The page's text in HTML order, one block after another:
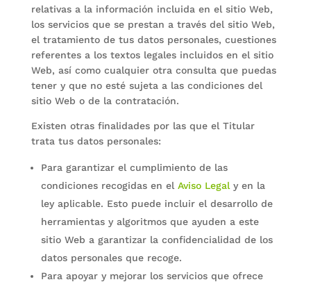
relativas a la información incluida en el sitio Web,
los servicios que se prestan a través del sitio Web,
el tratamiento de tus datos personales, cuestiones
referentes a los textos legales incluidos en el sitio
Web, así como cualquier otra consulta que puedas
tener y que no esté sujeta a las condiciones del
sitio Web o de la contratación.
Existen otras finalidades por las que el Titular
trata tus datos personales:
Para garantizar el cumplimiento de las
condiciones recogidas en el Aviso Legal y en la
ley aplicable. Esto puede incluir el desarrollo de
herramientas y algoritmos que ayuden a este
sitio Web a garantizar la confidencialidad de los
datos personales que recoge.
Para apoyar y mejorar los servicios que ofrece